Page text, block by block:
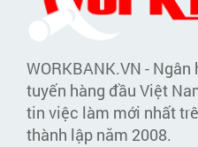
WORKBANK.VN -
tuyến hàng đầu Việt
tin việc làm mới nhất
thành lập năm 2008.